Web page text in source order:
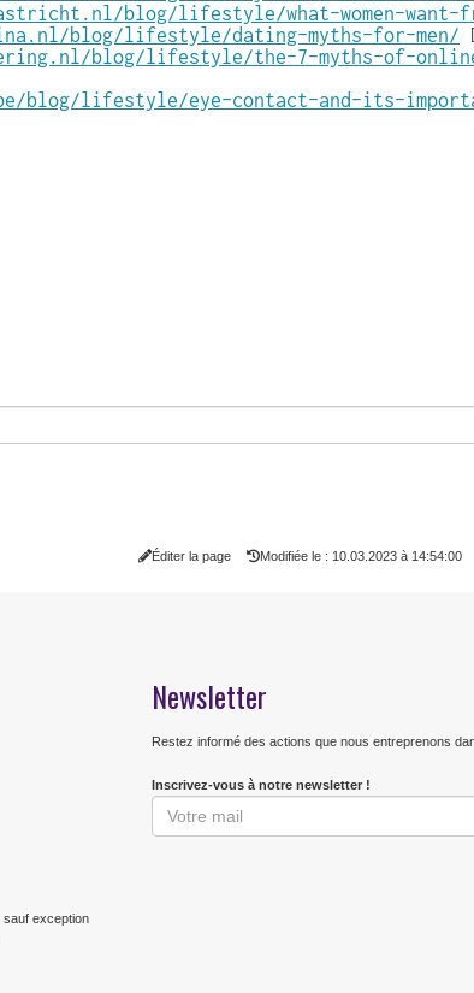
blog/lifestyle/what-women-want-
blog/lifestyle/dating-myths-for-men/
blog/lifestyle/the-7-myths-of-
blog/lifestyle/eye-contact-and-its-
Éditer la page Modifiée le : 10.03.2023 à 14:54:00
sauf exception
Newsletter
Restez informé des actions que nous entreprenons
Inscrivez-vous à notre newsletter !